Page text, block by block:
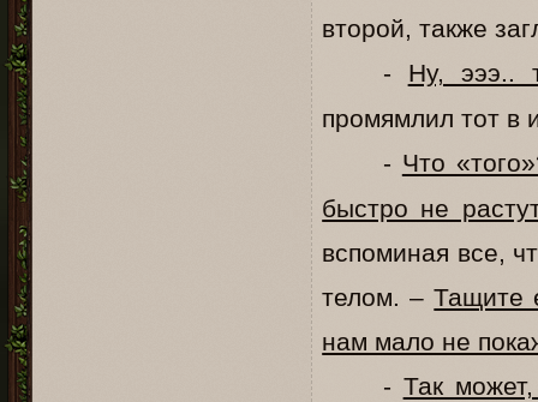
второй, также
- Ну, эээ..
промямлил тот в
- Что
быстро не растут
вспоминая все,
телом. –Тащите
нам мало не
- Так